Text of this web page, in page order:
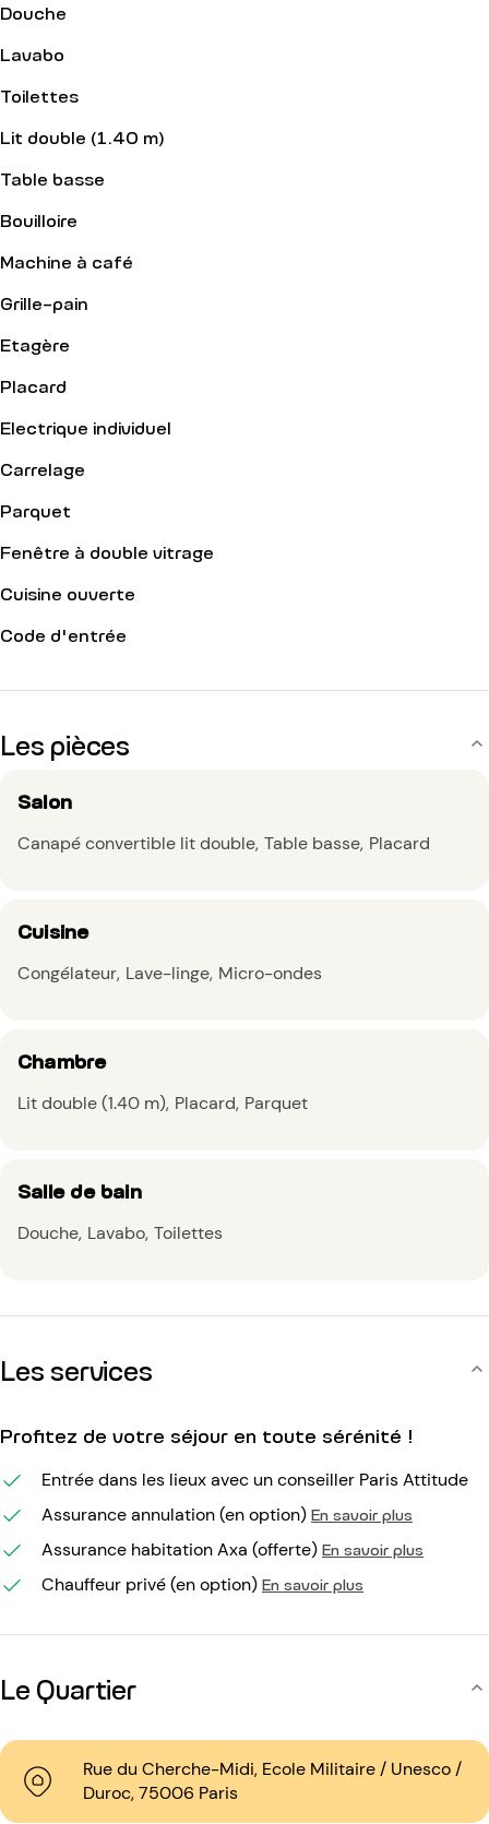
Douche
Lavabo
Toilettes
Lit double (1.40 m)
Table basse
Bouilloire
Machine à café
Grille-pain
Etagère
Placard
Electrique individuel
Carrelage
Parquet
Fenêtre à double vitrage
Cuisine ouverte
Code d'entrée
Les pièces
Salon
Canapé convertible lit double Table basse Placard
Cuisine
Congélateur Lave-linge Micro-ondes
Chambre
Lit double (1.40 m) Placard Parquet
Salle de bain
Douche Lavabo Toilettes
Les services
Profitez de votre séjour en toute sérénité !
Entrée dans les lieux avec un conseiller Paris Attitude
Assurance annulation (en option) En savoir plus
Assurance habitation Axa (offerte) En savoir plus
Chauffeur privé (en option) En savoir plus
Le Quartier
Rue du Cherche-Midi, Ecole Militaire / Unesco /
Duroc, 75006 Paris